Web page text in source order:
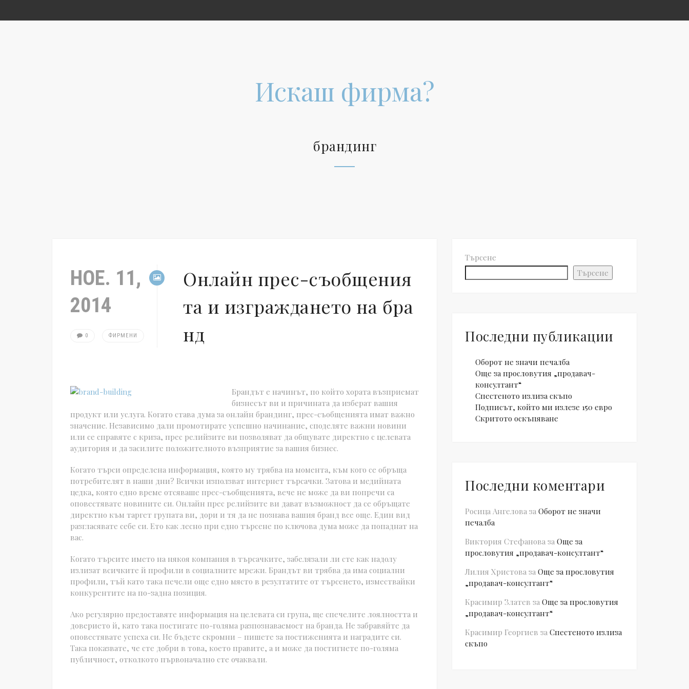
Искаш фирма?
брандинг
НОЕ. 11,
2014
0 ФИРМЕНИ
Онлайн прес-съобщения
та и изграждането на бра
нд
Брандът е начинът, по който хората възприемат
бизнесът ви и причината да изберат вашия
продукт или услуга. Когато става дума за онлайн брандинг, прес-съобщенията имат важно
значение. Независимо дали промотирате успешно начинание, споделяте важни новини
или се справяте с криза, прес релийзите ви позволяват да общувате директно с целевата
аудитория и да засилите положителното възприятие за вашия бизнес.
Когато търси определена информация, която му трябва на момента, към кого се обръща
потребителят в наши дни? Всички използват интернет търсачки. Затова и медийната
цедка, която едно време отсяваше прес-съобщенията, вече не може да ви попречи са
оповестявате новините си. Онлайн прес релийзите ви дават възможност да се обръщате
директно към таргет групата ви, дори и тя да не познава вашия бранд все още. Един вид
разгласявате себе си. Ето как лесно при едно търсене по ключова дума може да попаднат на
вас.
Когато търсите името на някоя компания в търсачките, забелязали ли сте как надолу
излизат всичките й профили в социалните мрежи. Брандът ви трябва да има социални
профили, тъй като така печели още едно място в резултатите от търсенето, измествайки
конкурентите на по-задна позиция.
Ако регулярно предоставяте информация на целевата си група, ще спечелите лоялността и
доверието й, като така постигате по-голяма разпознаваемост на бранда. Не забравяйте да
оповестявате успеха си. Не бъдете скромни – пишете за постиженията и наградите си.
Така показвате, че сте добри в това, което правите, а и може да постигнете по-голяма
публичност, отколкото първоначално сте очаквали.
Търсене
Търсене
Последни публикации
Оборот не значи печалба
Още за прословутия „продавач-
консултант“
Спестеното излиза скъпо
Подписът, който ми излезе 150 евро
Скритото оскъпяване
Последни коментари
Росица Ангелова за Оборот не значи
печалба
Виктория Стефанова за Още за
прословутия „продавач-консултант“
Лилия Христова за Още за прословутия
„продавач-консултант“
Красимир Златев за Още за прословутия
„продавач-консултант“
Красимир Георгиев за Спестеното излиза
скъпо